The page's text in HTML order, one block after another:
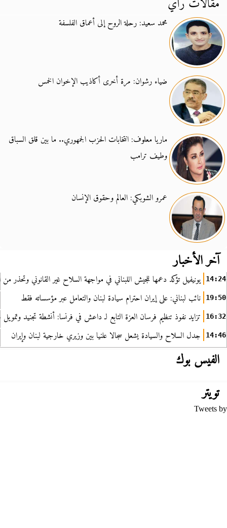
محمد سعيد: رحلة الروح إلى أعماق الفلسفة
ضياء رشوان: مرة أخرى أكاذيب الإخوان الخمس
ماريا معلوف: انتخابات الحزب الجمهوري.. ما بين قلق السباق
وطيف ترامب
عمرو الشوبكي: العالم وحقوق الإنسان
آخر الأخبار
14:24 يونيفيل تؤكد دعمها للجيش اللبناني في مواجهة السلاح غير القانوني وتحذر من
19:50 نائب لبناني: على إيران احترام سيادة لبنان والتعامل عبر مؤسساته فقط
16:32 تزايد نفوذ تنظيم فرسان العزة التابع لـ داعش في فرنسا: أنشطة تجنيد
14:46 جدل السلاح والسيادة يشعل سجالا علنيا بين وزيري خارجية لبنان وإيران
الفيس بوك
تويتر
Tweets by